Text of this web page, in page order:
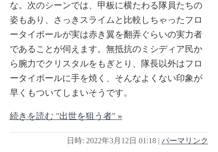
な。次のシーンでは、甲板に横たわる隊員たちの
姿もあり、さっきスライムと比較しちゃったフロ
ータイボールが実は赤き翼を翻弄ぐらいの実力者
であることが伺えます。無抵抗のミシディア民か
ら腕力でクリスタルをもぎとり、隊長以外はフロ
ータイボールに手を焼く、そんなよくない印象が
早くもついてしまいそうです。
続きを読む "出世を狙う者" »
日時: 2022年3月12日 01:18 | パーマリンク